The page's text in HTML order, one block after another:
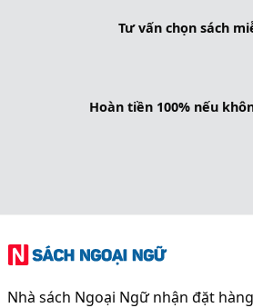
Tư vấn chọn sách
Hoàn tiền 100% nếu
Nhà sách Ngoại Ngữ nhận đặt